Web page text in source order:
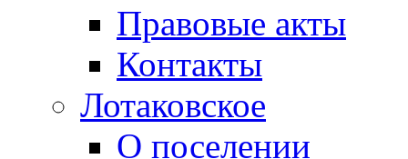
Правовые акты
Контакты
Лотаковское
О поселении